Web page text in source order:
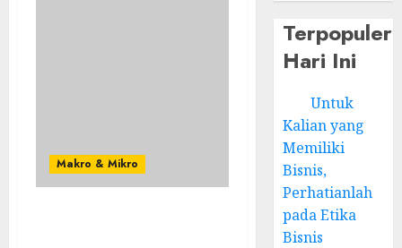
Makro & Mikro
Terpopuler
Hari Ini
Untuk
Kalian yang
Memiliki
Bisnis,
Perhatianlah
pada Etika
Bisnis